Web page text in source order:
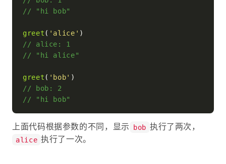
// "hi bob"
greet ( 'alice'
// alice: 1
// "hi alice"
greet ( 'bob'
// bob: 2
// "hi bob"
上面代码根据参数的不同，显示 bob 执行了两次，
alice 执行了一次。